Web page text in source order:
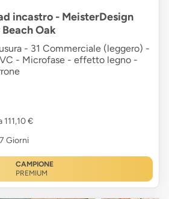
incastro - MeisterDesign
Oak
- 31 Commerciale (leggero) -
- Microfase - effetto legno -
111,10 €
Giorni
CAMPIONE
PREMIUM